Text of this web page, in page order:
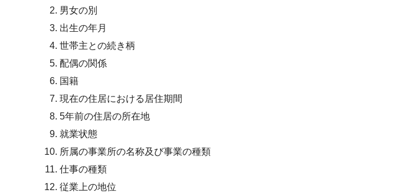
男女の別
出生の年月
世帯主との続き柄
配偶の関係
国籍
現在の住居における居住期間
5年前の住居の所在地
就業状態
所属の事業所の名称及び事業の種類
仕事の種類
従業上の地位